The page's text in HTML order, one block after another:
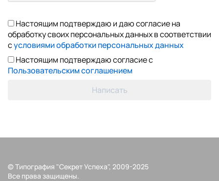
Настоящим подтверждаю и даю согласие на
обработку своих персональных данных в соответствии
сусловиями обработки персональных данных
Настоящим подтверждаю согласие с
Пользовательским соглашением
Написать
© Типография "Секрет Успеха", 2009-2025
Все права защищены.